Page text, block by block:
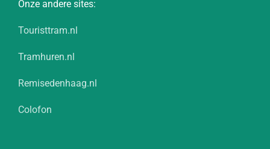
Onze andere sites:
Touristtram.nl
Tramhuren.nl
Remisedenhaag.nl
Colofon